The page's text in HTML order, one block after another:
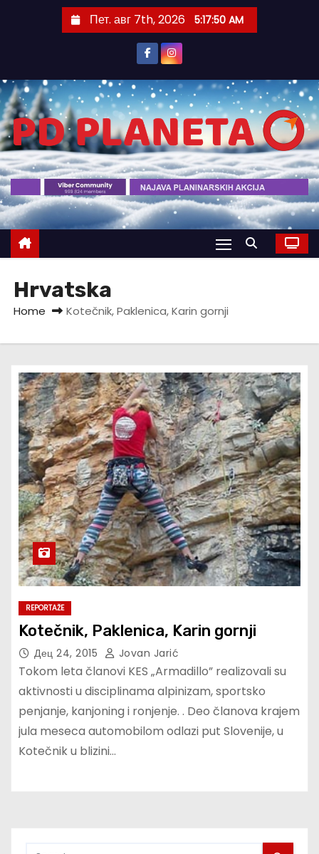
t
o
c
o
n
t
e
n
Пет. авг 7th, 2026 5:17:50 AM
Hrvatska
Home Kotečnik, Paklenica, Karin gornji
REPORTAŽE
Kotečnik, Paklenica, Karin gornji
Дец 24, 2015 Jovan Jarić
Tokom leta članovi KES „Armadillo” realizovali su
aktivnosti u disciplinama alpinizam, sportsko
penjanje, kanjoning i ronjenje. . Deo članova krajem
jula meseca automobilom odlazi put Slovenije, u
Kotečnik u blizini…